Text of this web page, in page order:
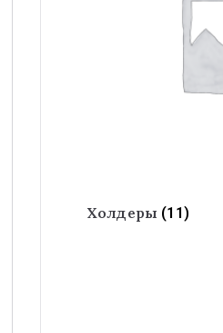
Холдеры (11)